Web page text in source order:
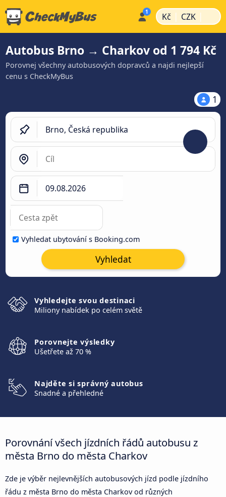
Kč | CZK |
Autobus Brno → Charkov od 1 794 Kč
Porovnej všechny autobusových dopravců a najdi nejlepší
cenu s CheckMyBus
1
Vyhledat ubytování s Booking.com
Vyhledat
Vyhledejte svou destinaci
Miliony nabídek po celém světě
Porovnejte výsledky
Ušetřete až 70 %
Najděte si správný autobus
Snadné a přehledné
Porovnání všech jízdních řádů autobusu z
města Brno do města Charkov
Zde je výběr nejlevnějších autobusových jízd podle jízdního
řádu z města Brno do města Charkov od různých